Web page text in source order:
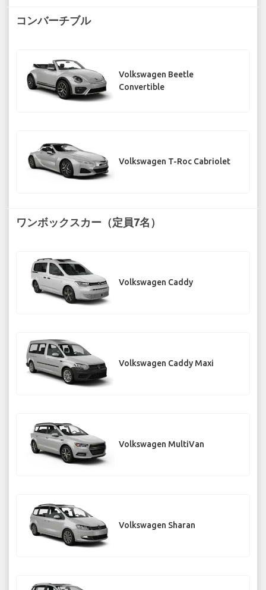
コンバーチブル
Volkswagen Beetle
Convertible
Volkswagen T-Roc Cabriolet
ワンボックスカー（定員7名）
Volkswagen Caddy
Volkswagen Caddy Maxi
Volkswagen MultiVan
Volkswagen Sharan